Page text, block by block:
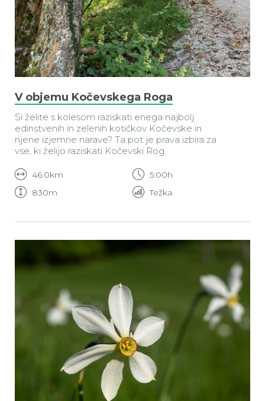
V objemu Kočevskega Roga
Si želite s kolesom raziskati enega najbolj
edinstvenih in zelenih kotičkov Kočevske in
njene izjemne narave? Ta pot je prava izbira za
vse, ki želijo raziskati Kočevski Rog.
46.0km
5:00h
830m
Težka